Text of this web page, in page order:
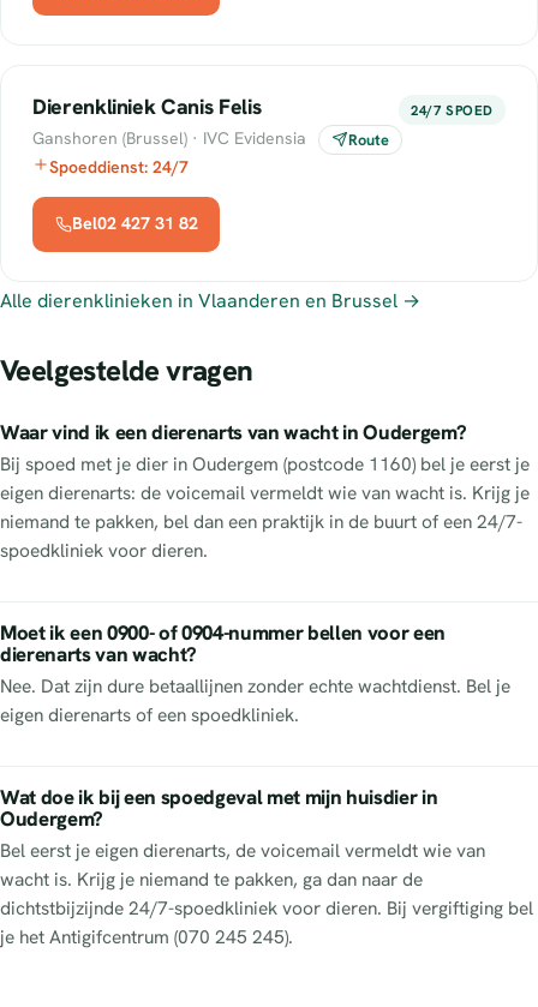
Dierenkliniek Canis Felis 24/7 SPOED
Ganshoren (Brussel) · IVC Evidensia Route
Spoeddienst: 24/7
Bel02 427 31 82
Alle dierenklinieken in Vlaanderen en Brussel →
Veelgestelde vragen
Waar vind ik een dierenarts van wacht in Oudergem?
Bij spoed met je dier in Oudergem (postcode 1160) bel je eerst je
eigen dierenarts: de voicemail vermeldt wie van wacht is. Krijg je
niemand te pakken, bel dan een praktijk in de buurt of een 24/7-
spoedkliniek voor dieren.
Moet ik een 0900- of 0904-nummer bellen voor een
dierenarts van wacht?
Nee. Dat zijn dure betaallijnen zonder echte wachtdienst. Bel je
eigen dierenarts of een spoedkliniek.
Wat doe ik bij een spoedgeval met mijn huisdier in
Oudergem?
Bel eerst je eigen dierenarts, de voicemail vermeldt wie van
wacht is. Krijg je niemand te pakken, ga dan naar de
dichtstbijzijnde 24/7-spoedkliniek voor dieren. Bij vergiftiging bel
je het Antigifcentrum (070 245 245).